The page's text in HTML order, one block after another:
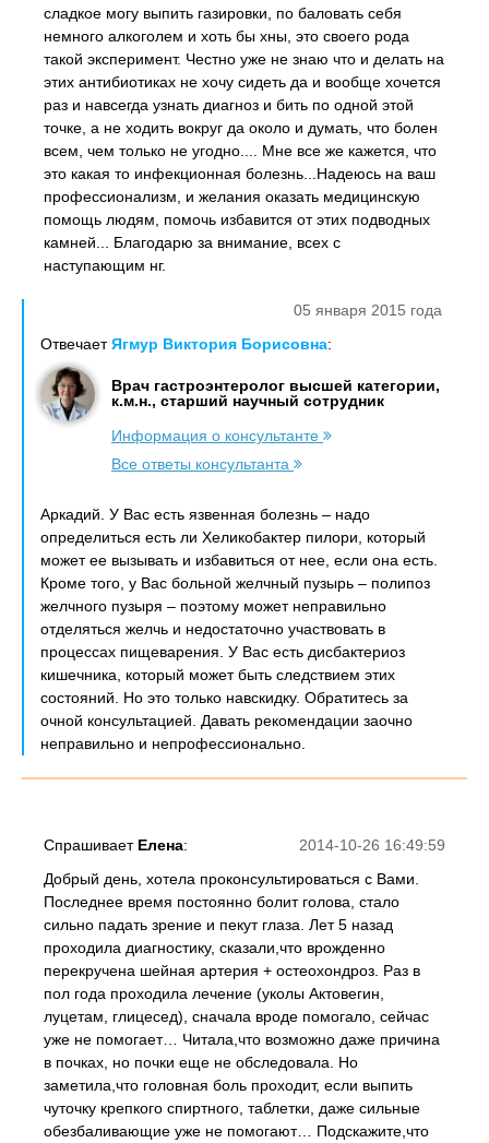
сладкое могу выпить газировки, по баловать себя
немного алкоголем и хоть бы хны, это своего рода
такой эксперимент. Честно уже не знаю что и делать на
этих антибиотиках не хочу сидеть да и вообще хочется
раз и навсегда узнать диагноз и бить по одной этой
точке, а не ходить вокруг да около и думать, что болен
всем, чем только не угодно.... Мне все же кажется, что
это какая то инфекционная болезнь...Надеюсь на ваш
профессионализм, и желания оказать медицинскую
помощь людям, помочь избавится от этих подводных
камней... Благодарю за внимание, всех с
наступающим нг.
05 января 2015 года
ОтвечаетЯгмур Виктория Борисовна:
Врач гастроэнтеролог высшей категории,
к.м.н., старший научный сотрудник
Информация о консультанте
Все ответы консультанта
Аркадий. У Вас есть язвенная болезнь – надо
определиться есть ли Хеликобактер пилори, который
может ее вызывать и избавиться от нее, если она есть.
Кроме того, у Вас больной желчный пузырь – полипоз
желчного пузыря – поэтому может неправильно
отделяться желчь и недостаточно участвовать в
процессах пищеварения. У Вас есть дисбактериоз
кишечника, который может быть следствием этих
состояний. Но это только навскидку. Обратитесь за
очной консультацией. Давать рекомендации заочно
неправильно и непрофессионально.
2014-10-26 16:49:59
Спрашивает Елена:
Добрый день, хотела проконсультироваться с Вами.
Последнее время постоянно болит голова, стало
сильно падать зрение и пекут глаза. Лет 5 назад
проходила диагностику, сказали,что врожденно
перекручена шейная артерия + остеохондроз. Раз в
пол года проходила лечение (уколы Актовегин,
луцетам, глицесед), сначала вроде помогало, сейчас
уже не помогает… Читала,что возможно даже причина
в почках, но почки еще не обследовала. Но
заметила,что головная боль проходит, если выпить
чуточку крепкого спиртного, таблетки, даже сильные
обезбаливающие уже не помогают… Подскажите,что